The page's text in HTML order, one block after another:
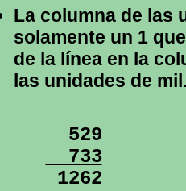
La columna de las
solamente un 1
de la línea en la
las unidades de
733
1262